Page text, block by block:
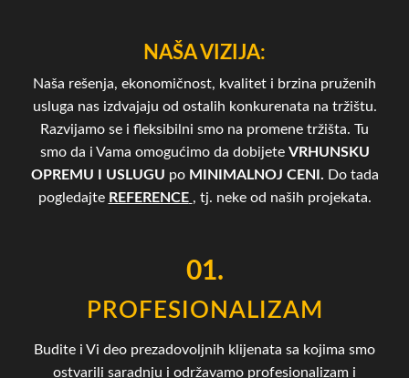
NAŠA VIZIJA:
Naša rešenja, ekonomičnost, kvalitet i brzina pruženih
usluga nas izdvajaju od ostalih konkurenata na tržištu.
Razvijamo se i fleksibilni smo na promene tržišta. Tu
smo da i Vama omogućimo da dobijete VRHUNSKU
OPREMU I USLUGU po MINIMALNOJ CENI. Do tada
pogledajte REFERENCE , tj. neke od naših projekata.
01.
PROFESIONALIZAM
Budite i Vi deo prezadovoljnih klijenata sa kojima smo
ostvarili saradnju i održavamo profesionalizam i